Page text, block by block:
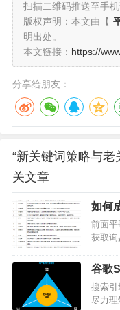
扫描二维码推送至手机
版权声明：本文由【
明出处。
本文链接： https://
分享给朋友：
“新关键词策略与老
关文章
如何
前面平
获取询
出能
擎优
SEO
不同
谷歌
搜索引
尽力